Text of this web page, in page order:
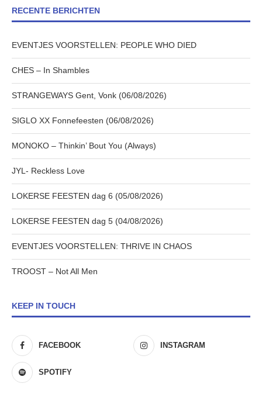
RECENTE BERICHTEN
EVENTJES VOORSTELLEN: PEOPLE WHO DIED
CHES – In Shambles
STRANGEWAYS Gent, Vonk (06/08/2026)
SIGLO XX Fonnefeesten (06/08/2026)
MONOKO – Thinkin’ Bout You (Always)
JYL- Reckless Love
LOKERSE FEESTEN dag 6 (05/08/2026)
LOKERSE FEESTEN dag 5 (04/08/2026)
EVENTJES VOORSTELLEN: THRIVE IN CHAOS
TROOST – Not All Men
KEEP IN TOUCH
FACEBOOK INSTAGRAM
SPOTIFY